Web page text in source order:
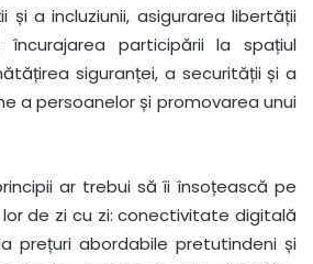
și a incluziunii, asigurarea libertății
participării la spațiul
siguranței, a securității și a
a persoanelor și promovarea unui
ar trebui să îi însoțească pe
lor de zi cu zi: conectivitate digitală
prețuri abordabile pretutindeni și